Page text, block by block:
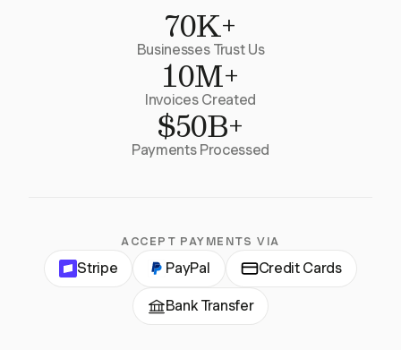
70K+
Businesses Trust Us
10M+
Invoices Created
$50B+
Payments Processed
ACCEPT PAYMENTS VIA
Stripe PayPal Credit Cards
Bank Transfer